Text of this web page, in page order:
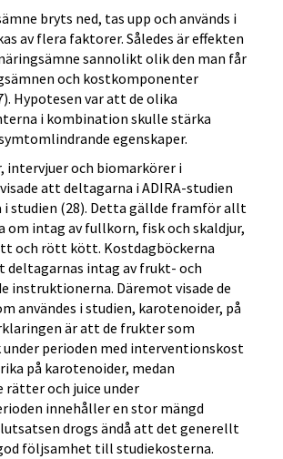
bryts ned, tas upp och används i
av flera faktorer. Således är effekten
sannolikt olik den man får
och kostkomponenter
Hypotesen var att de olika
i kombination skulle stärka
egenskaper.
intervjuer och biomarkörer i
att deltagarna i ADIRA-studien
i studien (28). Detta gällde framför allt
om intag av fullkorn, fisk och skaldjur,
och rött kött. Kostdagböckerna
deltagarnas intag av frukt- och
instruktionerna. Däremot visade de
användes i studien, karotenoider, på
är att de frukter som
perioden med interventionskost
på karotenoider, medan
rätter och juice under
innehåller en stor mängd
drogs ändå att det generellt
följsamhet till studiekosterna.